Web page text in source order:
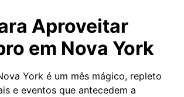
Aproveitar
em Nova York
York é um mês mágico, repleto
e eventos que antecedem a